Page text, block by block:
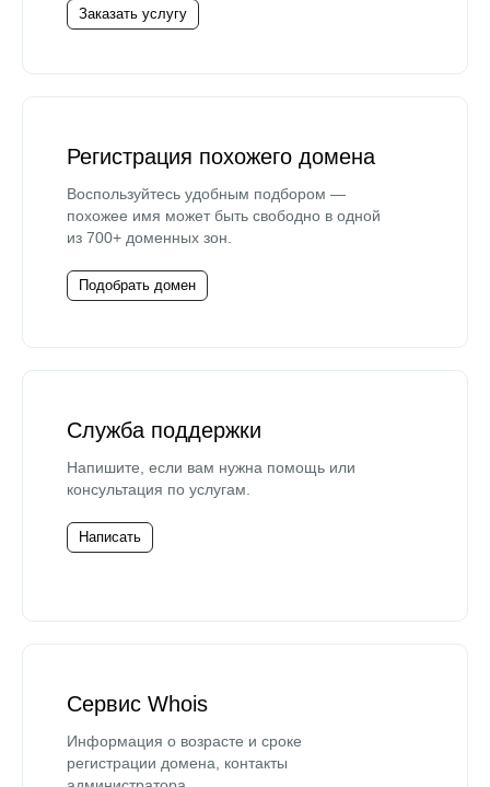
Заказать услугу
Регистрация похожего домена
Воспользуйтесь удобным подбором —
похожее имя может быть свободно в одной
из 700+ доменных зон.
Подобрать домен
Служба поддержки
Напишите, если вам нужна помощь или
консультация по услугам.
Написать
Сервис Whois
Информация о возрасте и сроке
регистрации домена, контакты